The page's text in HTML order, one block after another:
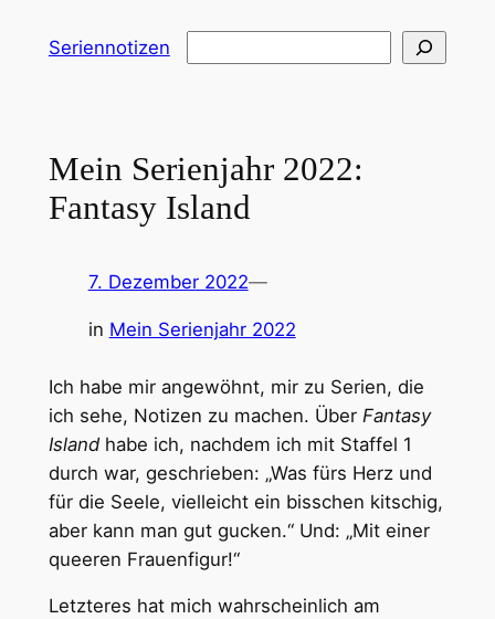
InhaltSeriennotizen
Mein Serienjahr 2022:
Fantasy Island
7. Dezember 2022—
in Mein Serienjahr 2022
Ich habe mir angewöhnt, mir zu Serien, die
ich sehe, Notizen zu machen. Über Fantasy
Islandhabe ich, nachdem ich mit Staffel 1
durch war, geschrieben: „Was fürs Herz und
für die Seele, vielleicht ein bisschen kitschig,
aber kann man gut gucken.“ Und: „Mit einer
queeren Frauenfigur!“
Letzteres hat mich wahrscheinlich am